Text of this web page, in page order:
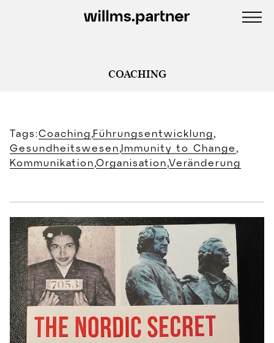
COACHING
Tags:Coaching,Führungsentwicklung,
Gesundheitswesen,Immunity to Change ,
Kommunikation,Organisation,Veränderung